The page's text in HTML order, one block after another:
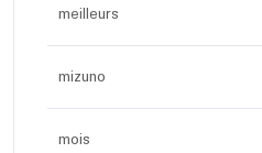
meilleurs
mizuno
mois